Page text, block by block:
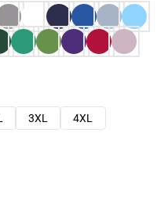
3XL
4XL